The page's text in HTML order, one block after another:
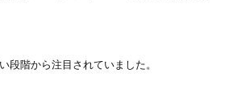
段階から注目されていました。